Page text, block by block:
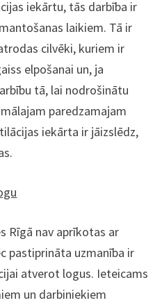
iekārtu, tās darbība ir
laikiem. Tā ir
cilvēki, kuriem ir
elpošanai un, ja
tā, lai nodrošinātu
paredzamajam
iekārta ir jāizslēdz,
Rīgā nav aprīkotas ar
pastiprināta uzmanība ir
atverot logus. Ieteicams
un darbiniekiem